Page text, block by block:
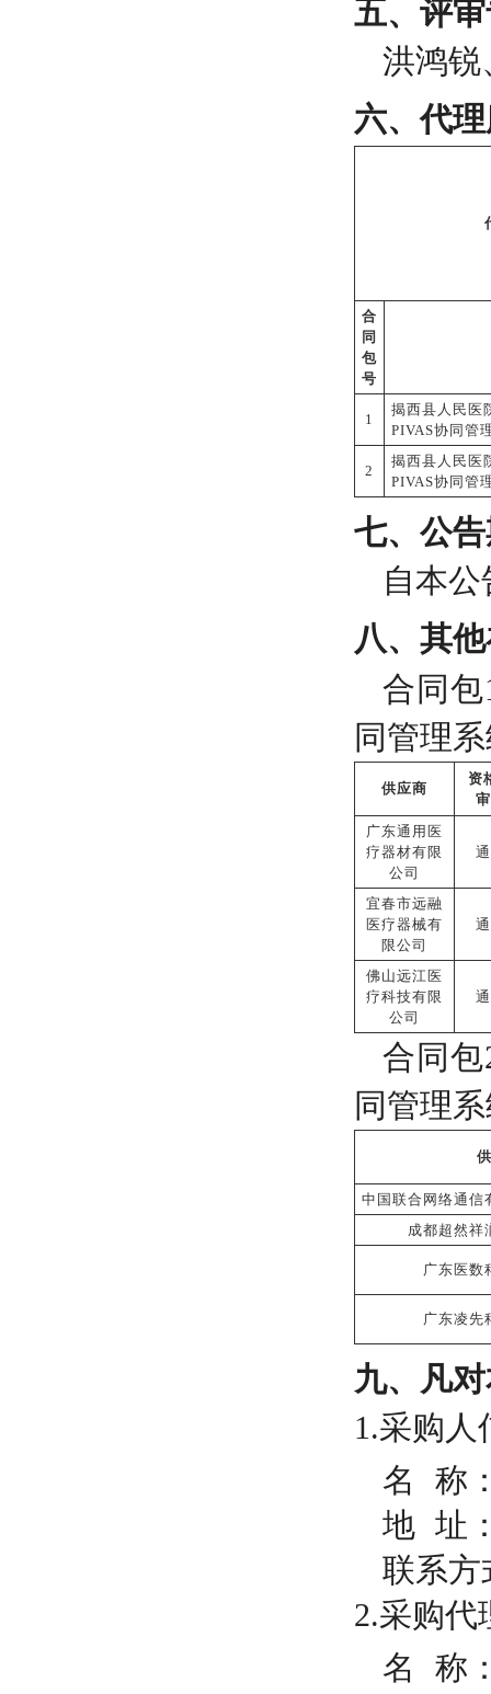
五、评
洪鸿锐
六、代
合
同
包
号
1
揭西县人民医
PIVAS协同管
2
揭西县人民医
PIVAS协同管
七、公
自本
八、其
合同包
同管理
供应商
资
广东通用医
疗器材有限
公司
宜春市远融
医疗器械有
限公司
佛山远江医
疗科技有限
公司
合同包
同管理
中国联合网络通信
成都超然祥
广东医数
广东凌先
九、凡
1.采购人
名
称
地 址
联系方
2.采购代
名
称